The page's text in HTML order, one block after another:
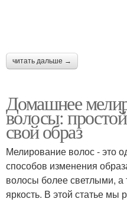
читать дальше →
Домашнее
волосы:
свой образ
Мелирование волос - это
способов изменения
волосы более светлыми, а
яркость. В этой статье мы